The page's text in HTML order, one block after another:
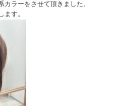
ラーをさせて頂きました。
す。